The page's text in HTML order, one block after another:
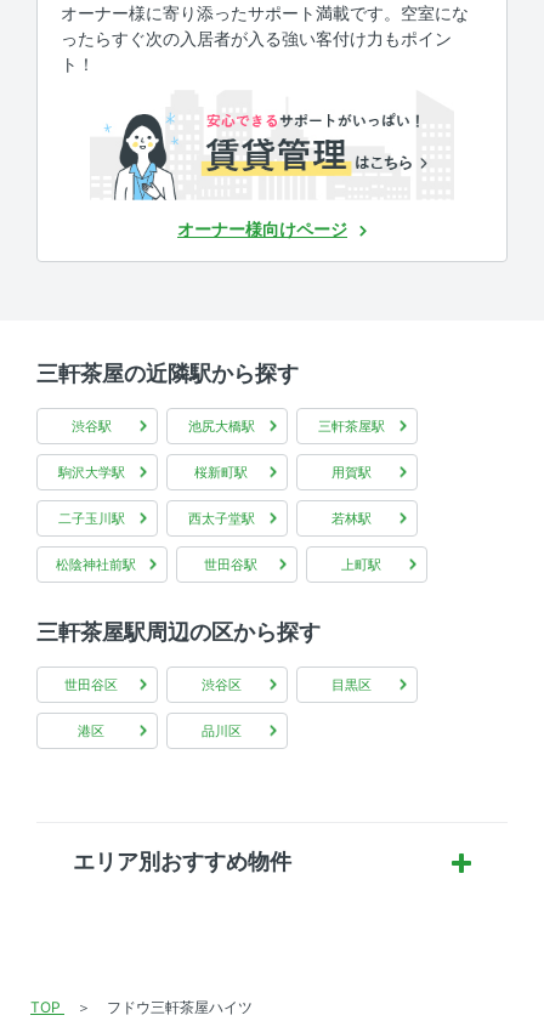
オーナー様に寄り添ったサポート満載です。空室にな
ったらすぐ次の入居者が入る強い客付け力もポイン
ト！
オーナー様向けページ
三軒茶屋の近隣駅から探す
渋谷駅 池尻大橋駅 三軒茶屋駅
駒沢大学駅 桜新町駅 用賀駅
二子玉川駅 西太子堂駅 若林駅
松陰神社前駅 世田谷駅 上町駅
三軒茶屋駅周辺の区から探す
世田谷区 渋谷区 目黒区
港区 品川区
エリア別おすすめ物件
TOP フドウ三軒茶屋ハイツ